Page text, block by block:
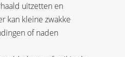
uitzetten en
kan kleine zwakke
of naden